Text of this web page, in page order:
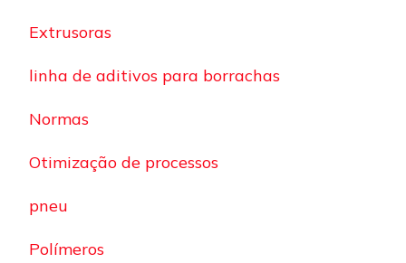
Extrusoras
linha de aditivos para borrachas
Normas
Otimização de processos
pneu
Polímeros